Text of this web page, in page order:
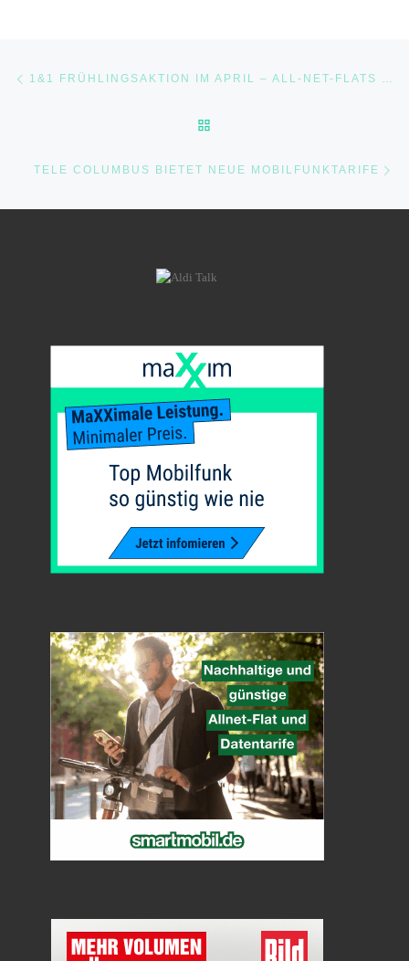
Beitragsnavigation 1&1 FRÜHLINGSAKTION IM APRIL – ALL-NET-FLATS MIT BIS ZU 5GB LTE DATENVOLUMEN
TELE COLUMBUS BIETET NEUE MOBILFUNKTARIFE